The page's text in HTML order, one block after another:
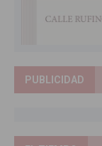
PUBLICIDAD